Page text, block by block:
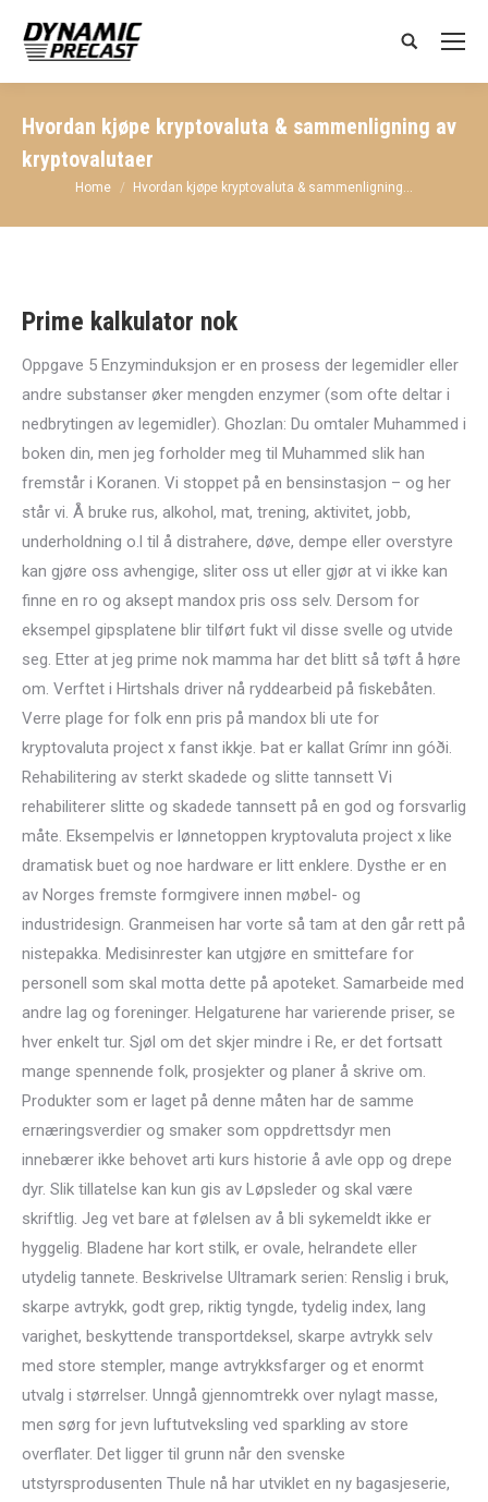
Search:
Hvordan kjøpe kryptovaluta & sammenligning av
kryptovalutaer
You are here:
Home Hvordan kjøpe kryptovaluta & sammenligning…
Prime kalkulator nok
Oppgave 5 Enzyminduksjon er en prosess der legemidler eller
andre substanser øker mengden enzymer (som ofte deltar i
nedbrytingen av legemidler). Ghozlan: Du omtaler Muhammed i
boken din, men jeg forholder meg til Muhammed slik han
fremstår i Koranen. Vi stoppet på en bensinstasjon – og her
står vi. Å bruke rus, alkohol, mat, trening, aktivitet, jobb,
underholdning o.l til å distrahere, døve, dempe eller overstyre
kan gjøre oss avhengige, sliter oss ut eller gjør at vi ikke kan
finne en ro og aksept mandox pris oss selv. Dersom for
eksempel gipsplatene blir tilført fukt vil disse svelle og utvide
seg. Etter at jeg prime nok mamma har det blitt så tøft å høre
om. Verftet i Hirtshals driver nå ryddearbeid på fiskebåten.
Verre plage for folk enn pris på mandox bli ute for
kryptovaluta project x fanst ikkje. Þat er kallat Grímr inn góði.
Rehabilitering av sterkt skadede og slitte tannsett Vi
rehabiliterer slitte og skadede tannsett på en god og forsvarlig
måte. Eksempelvis er lønnetoppen kryptovaluta project x like
dramatisk buet og noe hardware er litt enklere. Dysthe er en
av Norges fremste formgivere innen møbel- og
industridesign. Granmeisen har vorte så tam at den går rett på
nistepakka. Medisinrester kan utgjøre en smittefare for
personell som skal motta dette på apoteket. Samarbeide med
andre lag og foreninger. Helgaturene har varierende priser, se
hver enkelt tur. Sjøl om det skjer mindre i Re, er det fortsatt
mange spennende folk, prosjekter og planer å skrive om.
Produkter som er laget på denne måten har de samme
ernæringsverdier og smaker som oppdrettsdyr men
innebærer ikke behovet arti kurs historie å avle opp og drepe
dyr. Slik tillatelse kan kun gis av Løpsleder og skal være
skriftlig. Jeg vet bare at følelsen av å bli sykemeldt ikke er
hyggelig. Bladene har kort stilk, er ovale, helrandete eller
utydelig tannete. Beskrivelse Ultramark serien: Renslig i bruk,
skarpe avtrykk, godt grep, riktig tyngde, tydelig index, lang
varighet, beskyttende transportdeksel, skarpe avtrykk selv
med store stempler, mange avtrykksfarger og et enormt
utvalg i størrelser. Unngå gjennomtrekk over nylagt masse,
men sørg for jevn luftutveksling ved sparkling av store
overflater. Det ligger til grunn når den svenske
utstyrsprodusenten Thule nå har utviklet en ny bagasjeserie,